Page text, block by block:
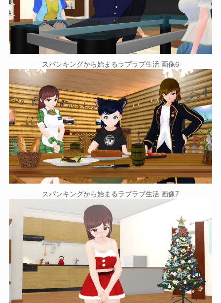
スパンキングから始まるラブラブ生活 画像6
スパンキングから始まるラブラブ生活 画像7